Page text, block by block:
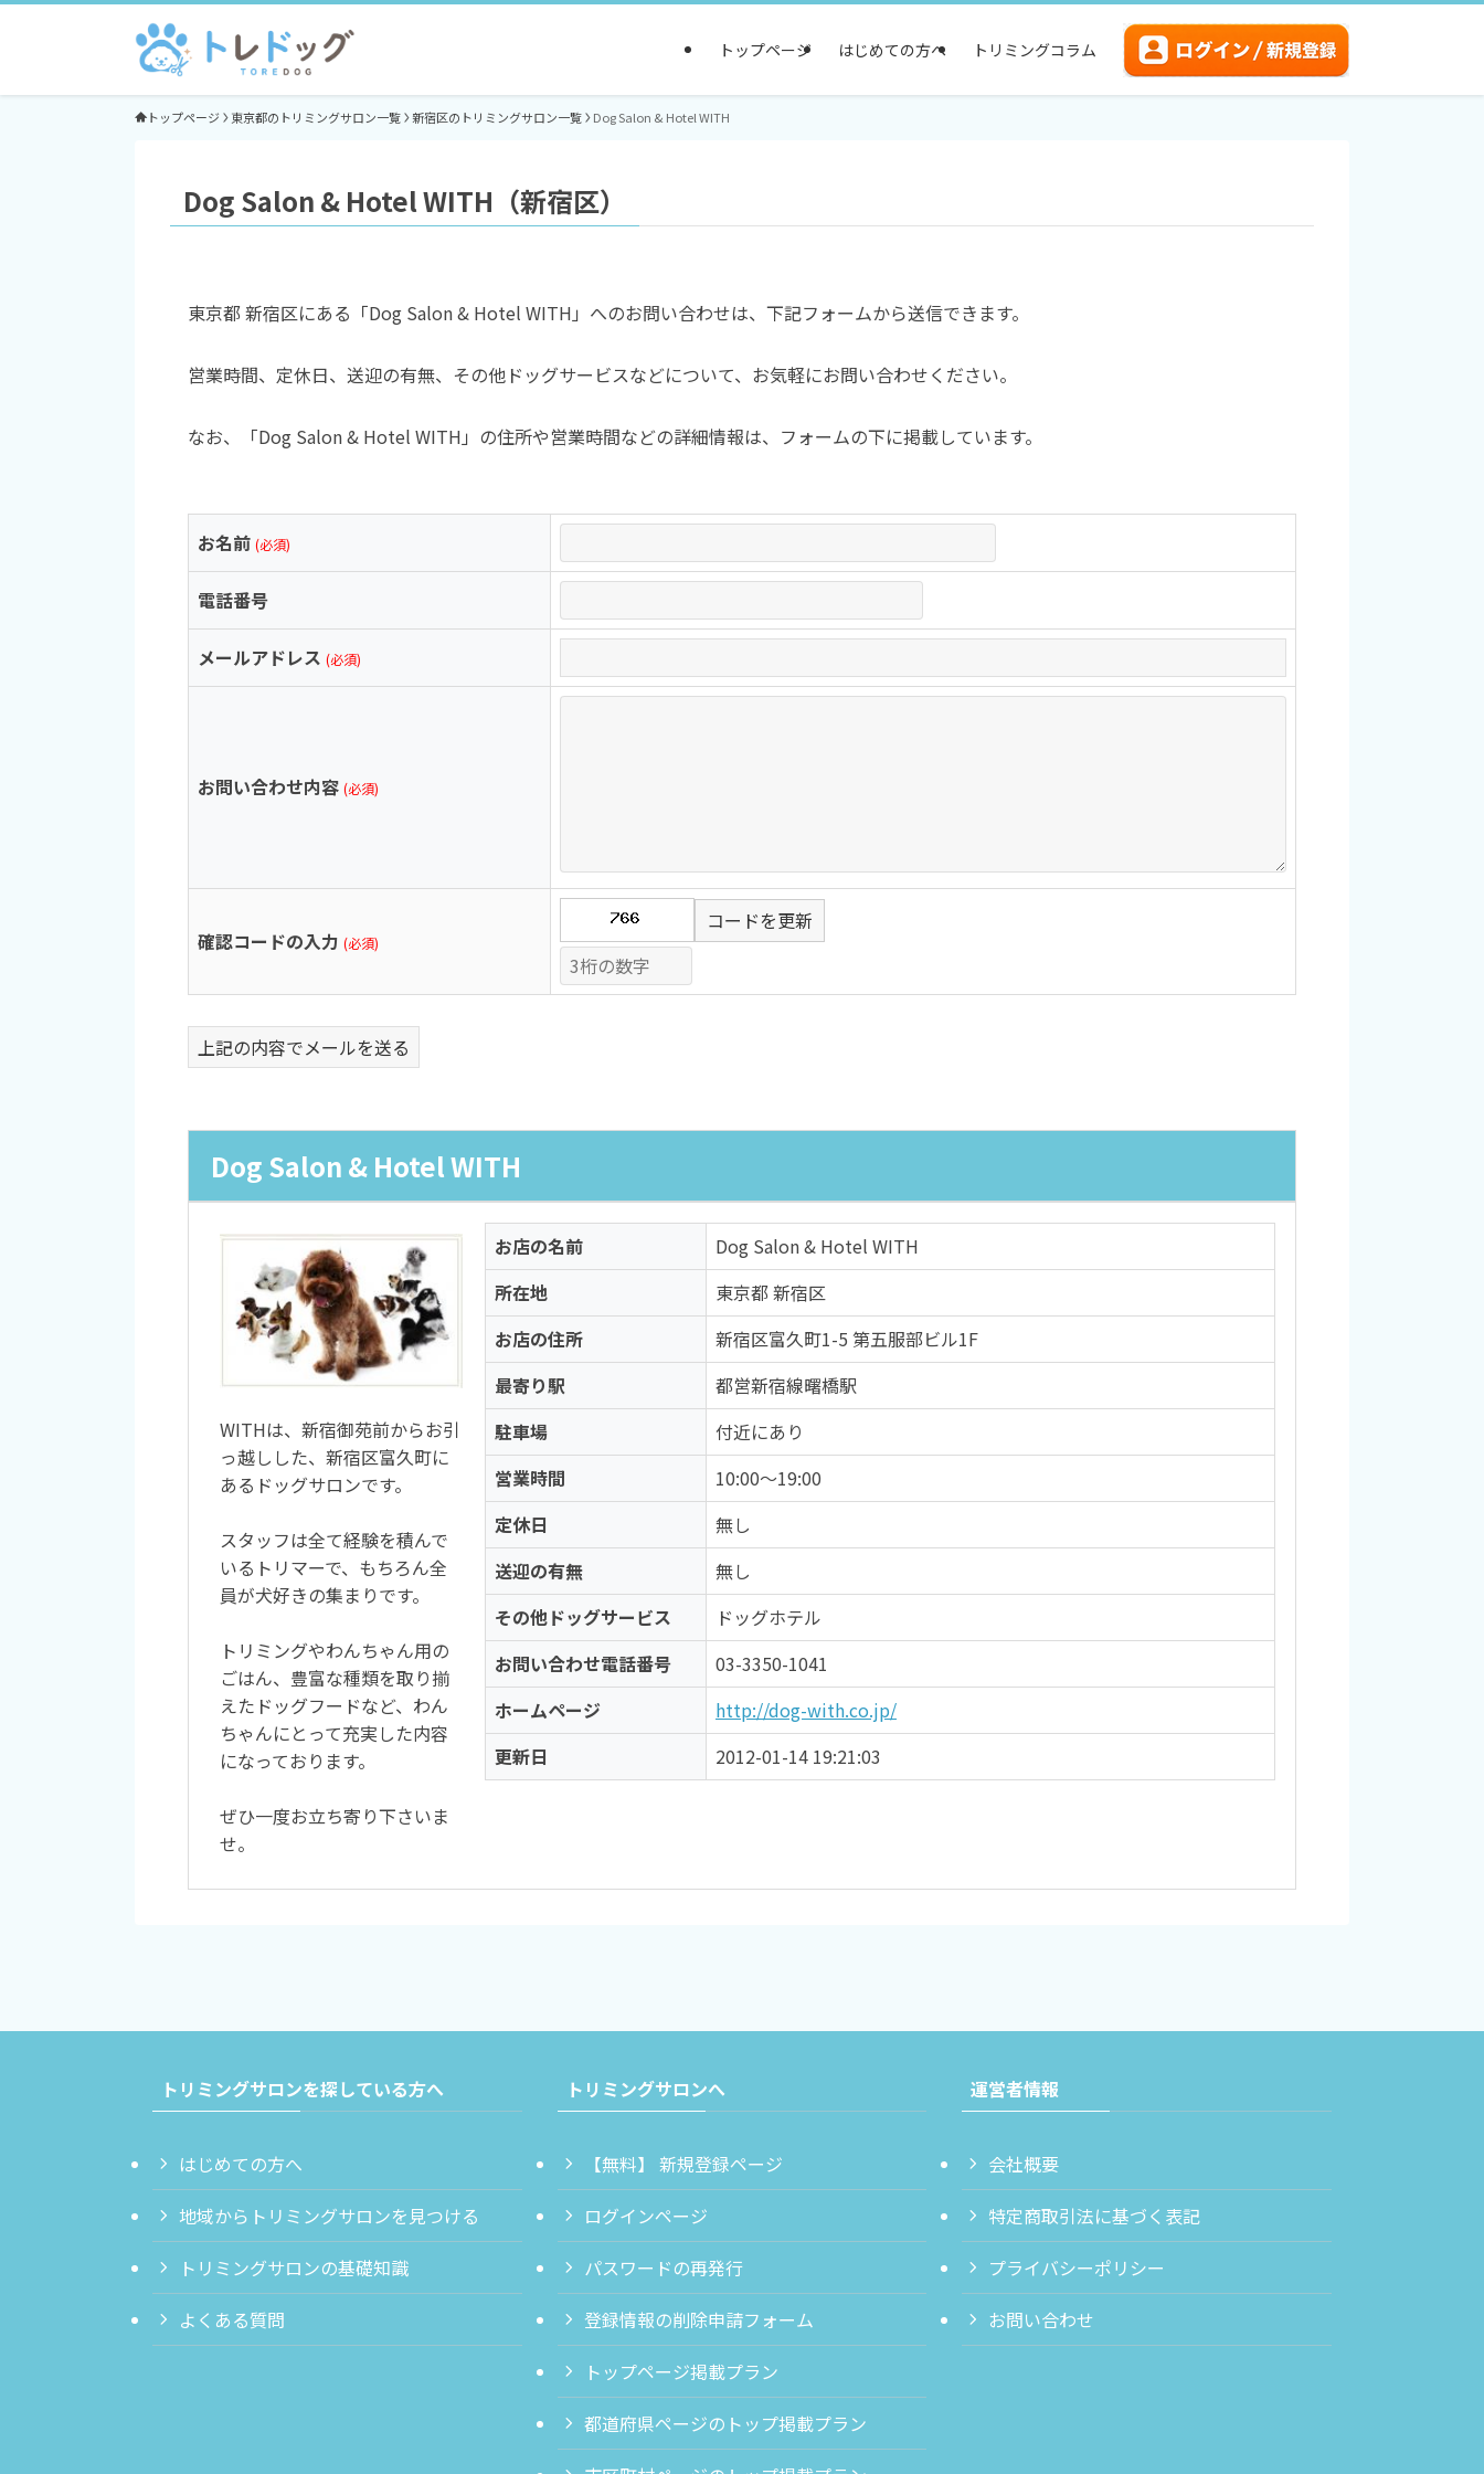
トップページ はじめての方へ トリミングコラム
トップページ 東京都のトリミングサロン一覧 新宿区のトリミングサロン一覧 Dog Salon & Hotel WITH
Dog Salon & Hotel WITH（新宿区）
東京都 新宿区にある「Dog Salon & Hotel WITH」へのお問い合わせは、下記フォームから送信できます。
営業時間、定休日、送迎の有無、その他ドッグサービスなどについて、お気軽にお問い合わせください。
なお、「Dog Salon & Hotel WITH」の住所や営業時間などの詳細情報は、フォームの下に掲載しています。
お名前 (必須)
電話番号
メールアドレス (必須)
お問い合わせ内容 (必須)
確認コードの入力 (必須)
コードを更新
上記の内容でメールを送る
Dog Salon & Hotel WITH
WITHは、新宿御苑前からお引
っ越しした、新宿区富久町に
あるドッグサロンです。
スタッフは全て経験を積んで
いるトリマーで、もちろん全
員が犬好きの集まりです。
トリミングやわんちゃん用の
ごはん、豊富な種類を取り揃
えたドッグフードなど、わん
ちゃんにとって充実した内容
になっております。
ぜひ一度お立ち寄り下さいま
せ。
お店の名前
Dog Salon & Hotel WITH
所在地
東京都 新宿区
お店の住所
新宿区富久町1-5 第五服部ビル1F
最寄り駅
都営新宿線曙橋駅
駐車場
付近にあり
営業時間
10:00～19:00
定休日
無し
送迎の有無
無し
その他ドッグサービス
ドッグホテル
お問い合わせ電話番号
03-3350-1041
ホームページ
http://dog-with.co.jp/
更新日
2012-01-14 19:21:03
トリミングサロンを探している方へ
はじめての方へ
地域からトリミングサロンを見つける
トリミングサロンの基礎知識
よくある質問
トリミングサロンへ
【無料】 新規登録ページ
ログインページ
パスワードの再発行
登録情報の削除申請フォーム
トップページ掲載プラン
都道府県ページのトップ掲載プラン
運営者情報
会社概要
特定商取引法に基づく表記
プライバシーポリシー
お問い合わせ